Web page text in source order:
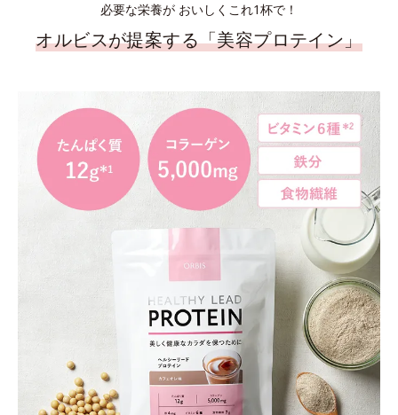
必要な栄養が おいしくこれ1杯で！
オルビスが提案する「美容プロテイン」